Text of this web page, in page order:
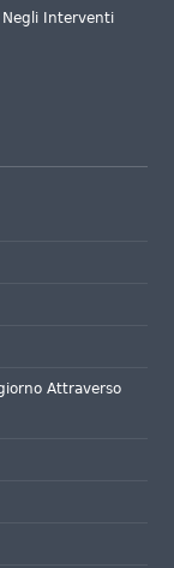
Negli Interventi
Attraverso